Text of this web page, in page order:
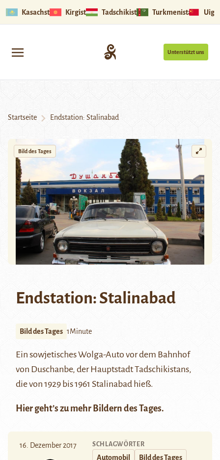
Kasachstan Kirgistan Tadschikistan Turkmenistan
Unterstützt uns
Startseite Endstation: Stalinabad
Bild des Tages
Endstation: Stalinabad
Bild des Tages 1Minute
Ein sowjetischesWolga-Auto vor dem Bahnhof
von Duschanbe, der Hauptstadt Tadschikistans,
die von 1929 bis 1961 Stalinabad hieß.
Hier geht’s zu mehr Bildern des Tages.
16. Dezember 2017 SCHLAGWÖRTER
Automobil Bild des Tages